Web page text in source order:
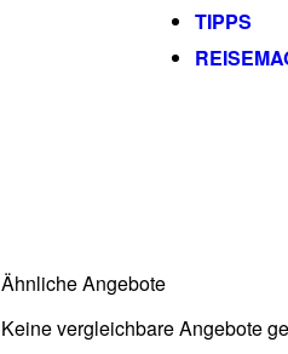
TIPPS
Ähnliche Angebote
Keine vergleichbare Angebote